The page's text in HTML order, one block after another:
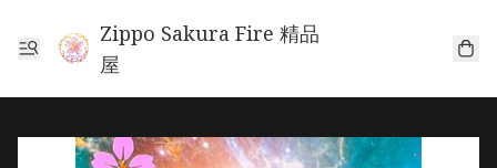
Zippo Sakura Fire 精品
屋